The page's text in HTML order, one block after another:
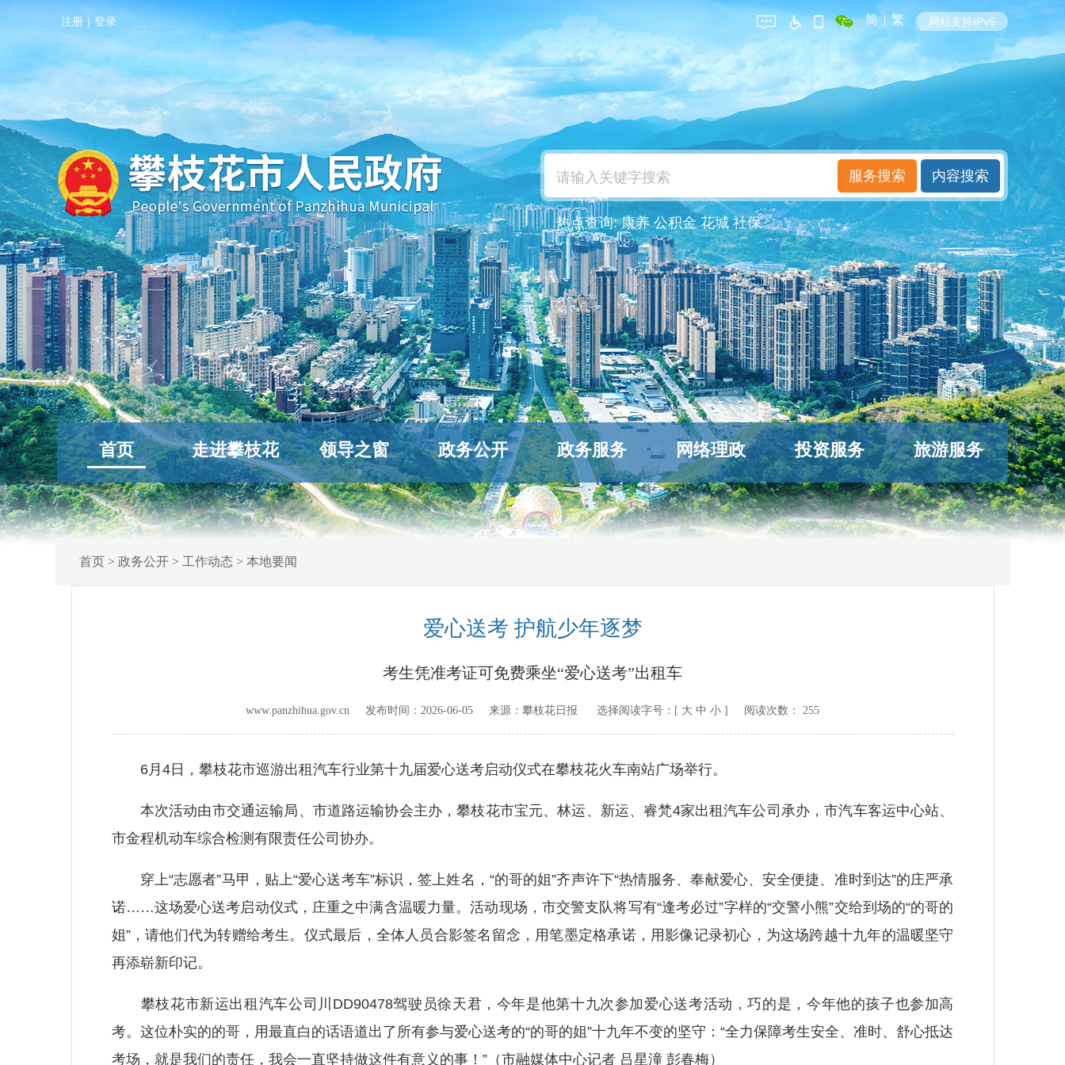
注册 | 登录 简 | 繁 网站支持IPv6
热点查询:康养 公积金 花城 社保
首页 走进攀枝花 领导之窗 政务公开 政务服务 网络理政 投资服务 旅游服务
首页> 政务公开> 工作动态 > 本地要闻
爱心送考 护航少年逐梦
考生凭准考证可免费乘坐“爱心送考”出租车
www.panzhihua.gov.cn 发布时间： 2026-06-05 来源： 攀枝花日报 选择阅读字号：[ 大 中 小 ] 阅读次数： 255
6月4日，攀枝花市巡游出租汽车行业第十九届爱心送考启动仪式在攀枝花火车南站广场举行。
本次活动由市交通运输局、市道路运输协会主办，攀枝花市宝元、林运、新运、睿梵4家出租汽车公司承办，市汽车客运中心站、
市金程机动车综合检测有限责任公司协办。
穿上“志愿者”马甲，贴上“爱心送考车”标识，签上姓名，“的哥的姐”齐声许下“热情服务、奉献爱心、安全便捷、准时到达”的庄严承
诺……这场爱心送考启动仪式，庄重之中满含温暖力量。活动现场，市交警支队将写有“逢考必过”字样的“交警小熊”交给到场的“的哥的
姐”，请他们代为转赠给考生。仪式最后，全体人员合影签名留念，用笔墨定格承诺，用影像记录初心，为这场跨越十九年的温暖坚守
再添崭新印记。
攀枝花市新运出租汽车公司川DD90478驾驶员徐天君，今年是他第十九次参加爱心送考活动，巧的是，今年他的孩子也参加高
考。这位朴实的的哥，用最直白的话语道出了所有参与爱心送考的“的哥的姐”十九年不变的坚守：“全力保障考生安全、准时、舒心抵达
考场，就是我们的责任，我会一直坚持做这件有意义的事！”（市融媒体中心记者 吕星潼 彭春梅）